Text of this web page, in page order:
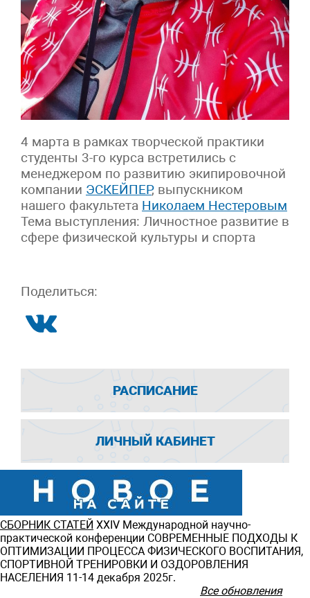
4 марта в рамках творческой практики
студенты 3-го курса встретились с
менеджером по развитию экипировочной
компании ЭСКЕЙПЕР, выпускником
нашего факультета Николаем Нестеровым
Тема выступления: Личностное развитие в
сфере физической культуры и спорта
Поделиться:
РАСПИСАНИЕ
ЛИЧНЫЙ КАБИНЕТ
СБОРНИК СТАТЕЙ ХXIV Международной научно-
практической конференции СОВРЕМЕННЫЕ ПОДХОДЫ К
ОПТИМИЗАЦИИ ПРОЦЕССА ФИЗИЧЕСКОГО ВОСПИТАНИЯ,
СПОРТИВНОЙ ТРЕНИРОВКИ И ОЗДОРОВЛЕНИЯ
НАСЕЛЕНИЯ 11-14 декабря 2025г.
Все обновления